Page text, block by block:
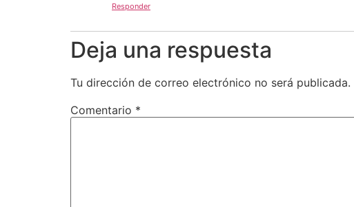
Responder
Deja una respuesta
Tu dirección de correo electrónico no será publicada.
Comentario *